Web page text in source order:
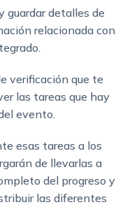
guardar detalles de
relacionada con
verificación que te
las tareas que hay
evento.
esas tareas a los
de llevarlas a
del progreso y
las diferentes